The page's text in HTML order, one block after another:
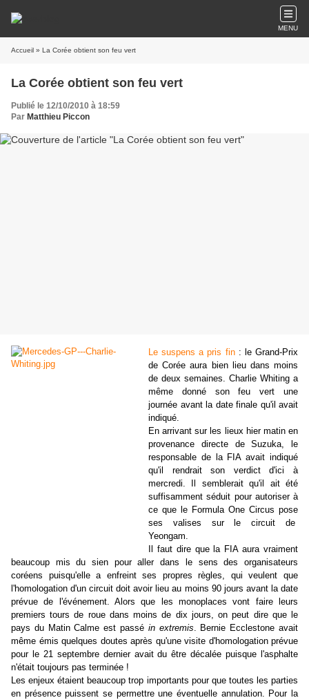
MENU
Accueil » La Corée obtient son feu vert
La Corée obtient son feu vert
Publié le 12/10/2010 à 18:59
Par Matthieu Piccon
Le suspens a pris fin: le Grand-Prix
de Corée aura bien lieu dans moins
de deux semaines. Charlie Whiting a
même donné son feu vert une
journée avant la date finale qu'il avait
indiqué.
En arrivant sur les lieux hier matin en
provenance directe de Suzuka, le
responsable de la FIA avait indiqué
qu'il rendrait son verdict d'ici à
mercredi. Il semblerait qu'il ait été
suffisamment séduit pour autoriser à
ce que le Formula One Circus pose
ses valises sur le circuit de
Yeongam.
Il faut dire que la FIA aura vraiment
beaucoup mis du sien pour aller dans le sens des organisateurs
coréens puisqu'elle a enfreint ses propres règles, qui veulent que
l'homologation d'un circuit doit avoir lieu au moins 90 jours avant la date
prévue de l'événement. Alors que les monoplaces vont faire leurs
premiers tours de roue dans moins de dix jours, on peut dire que le
pays du Matin Calme est passé in extremis. Bernie Ecclestone avait
même émis quelques doutes après qu'une visite d'homologation prévue
pour le 21 septembre dernier avait du être décalée puisque l'asphalte
n'était toujours pas terminée !
Les enjeux étaient beaucoup trop importants pour que toutes les parties
en présence puissent se permettre une éventuelle annulation. Pour la